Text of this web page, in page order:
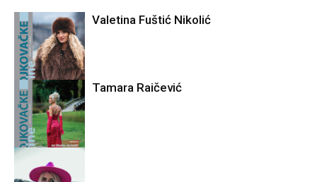
Mojkovačka
ljepota
Valetina Fuštić Nikolić
Mojkovačka
ljepota
Tamara Raičević